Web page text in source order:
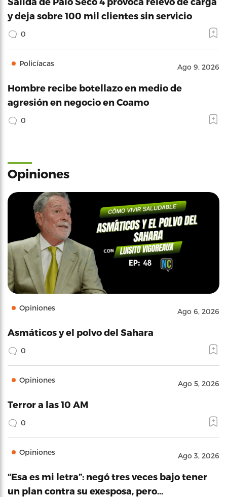
y deja sobre 100 mil clientes sin servicio
0
Policíacas Ago 9, 2026
Hombre recibe botellazo en medio de
agresión en negocio en Coamo
0
Opiniones
Opiniones Ago 6, 2026
Asmáticos y el polvo del Sahara
0
Opiniones Ago 5, 2026
Terror a las 10 AM
0
Opiniones Ago 3, 2026
“Esa es mi letra”: negó tres veces bajo tener
un plan contra su exesposa, pero…